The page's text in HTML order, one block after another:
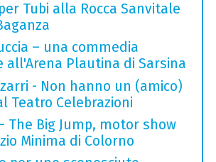
Tubi alla Rocca Sanvitale
– una commedia
all'Arena Plautina di Sarsina
- Non hanno un (amico)
Teatro Celebrazioni
The Big Jump, motor show
Minima di Colorno